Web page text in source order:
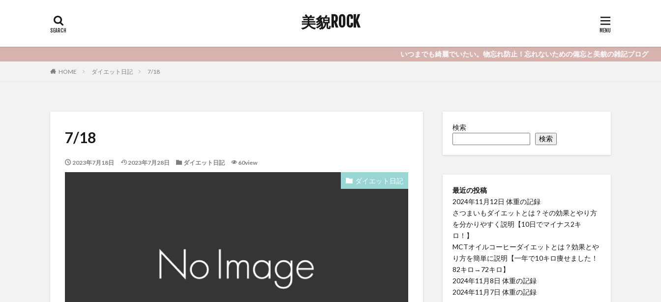
美貌ROCK
いつまでも綺麗でいたい。物忘れ防止！忘れないための備忘と美貌の雑記ブログ
HOME ダイエット日記 7/18
7/18
2023年7月18日 2023年7月28日 ダイエット日記 60view
ダイエット日記
検索
検索
最近の投稿
2024年11月12日 体重の記録
さつまいもダイエットとは？その効果とやり方
を分かりやすく説明【10日でマイナス2キ
ロ！】
MCTオイルコーヒーダイエットとは？効果とや
り方を簡単に説明【一年で10キロ痩せました！
82キロ→72キロ】
2024年11月8日 体重の記録
2024年11月7日 体重の記録